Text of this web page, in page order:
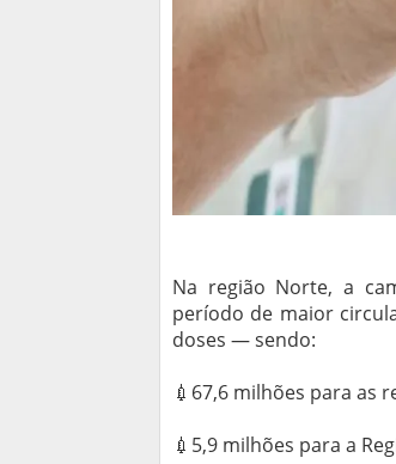
Na região Norte, a
período de maior
doses — sendo:
💉67,6 milhões para as
💉5,9 milhões para a